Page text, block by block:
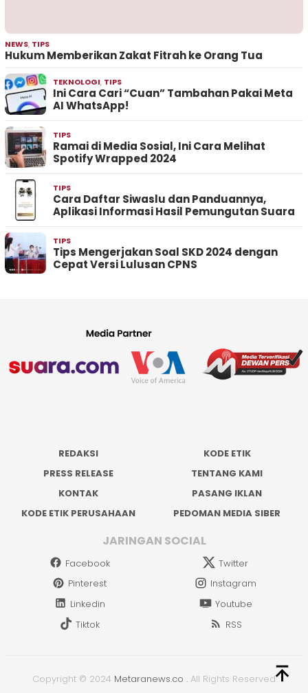
NEWS, TIPS
Hukum Memberikan Zakat Fitrah ke Orang Tua
TEKNOLOGI, TIPS
Ini Cara Cari “Cuan” Tambahan Pakai Meta
AI WhatsApp!
TIPS
Ramai di Media Sosial, Ini Cara Melihat
Spotify Wrapped 2024
TIPS
Cara Daftar Siwaslu dan Panduannya,
Aplikasi Informasi Hasil Pemungutan Suara
TIPS
Tips Mengerjakan Soal SKD 2024 dengan
Cepat Versi Lulusan CPNS
REDAKSI
KODE ETIK
PRESS RELEASE
TENTANG KAMI
KONTAK
PASANG IKLAN
KODE ETIK PERUSAHAAN
PEDOMAN MEDIA SIBER
JARINGAN SOCIAL
Facebook
Twitter
Pinterest
Instagram
Linkedin
Youtube
Tiktok
RSS
Copyright © 2024 Metaranews.co . All Rights Reserved